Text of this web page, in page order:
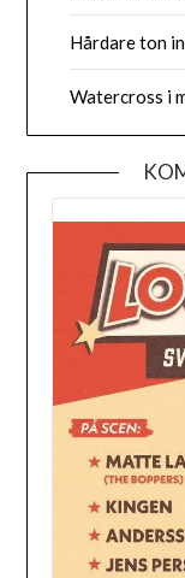
Hårdare ton
Watercross i